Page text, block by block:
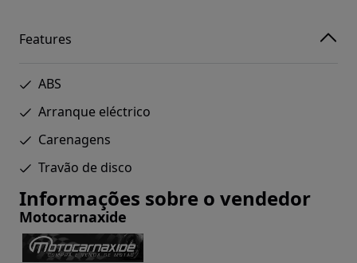
Features
ABS
Arranque eléctrico
Carenagens
Travão de disco
Informações sobre o vendedor
Motocarnaxide